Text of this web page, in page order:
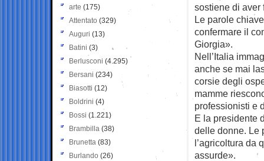
sostiene di aver
Le parole
confermare il
Giorgia».
Nell’Italia
anche se mai
corsie degli
mamme
professionisti e
E la presidente
delle donne. Le
l’agricoltura da
assurde».
arte (175)
Attentato (329)
Auguri (13)
Batini (3)
Berlusconi (4.295)
Bersani (234)
Biasotti (12)
Boldrini (4)
Bossi (1.221)
Brambilla (38)
Brunetta (83)
Burlando (26)